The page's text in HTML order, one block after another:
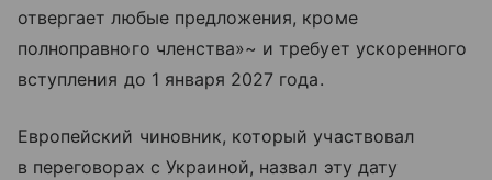
отвергает любые предложения, кроме
полноправного членства»~ и требует ускоренного
вступления до 1 января 2027 года.
Европейский чиновник, который участвовал
в переговорах с Украиной, назвал эту дату